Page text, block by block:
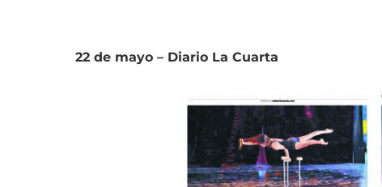
22 de mayo – Diario La Cuarta